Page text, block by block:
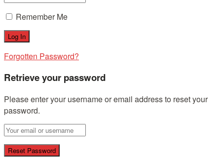
Remember Me
Forgotten Password?
Retrieve your password
Please enter your username or email address to reset your
password.